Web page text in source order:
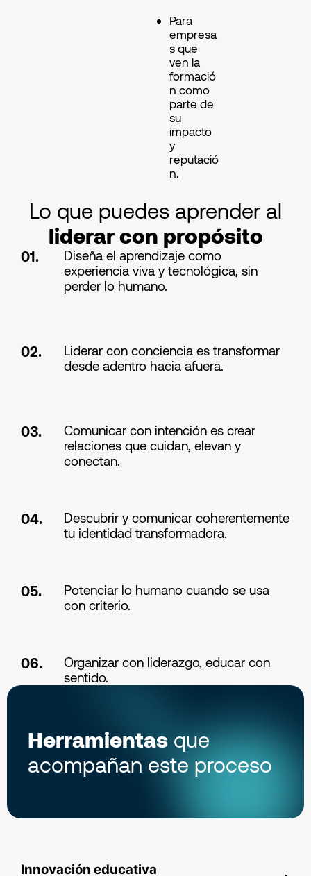
Para
empresa
s que
ven la
formació
n como
parte de
su
impacto
y
reputació
n.
Lo que puedes aprender al
liderar con propósito
01.
Diseña el aprendizaje como
experiencia viva y tecnológica, sin
perder lo humano.
02.
Liderar con conciencia es transformar
desde adentro hacia afuera.
03.
Comunicar con intención es crear
relaciones que cuidan, elevan y
conectan.
04.
Descubrir y comunicar coherentemente
tu identidad transformadora.
05.
Potenciar lo humano cuando se usa
con criterio.
06.
Organizar con liderazgo, educar con
sentido.
Herramientas que
acompañan este proceso
Innovación educativa